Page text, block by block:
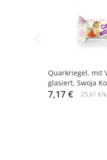
-7%
Quarkriegel, mit
glasiert, Swoja
7,17 € 25,61 €/